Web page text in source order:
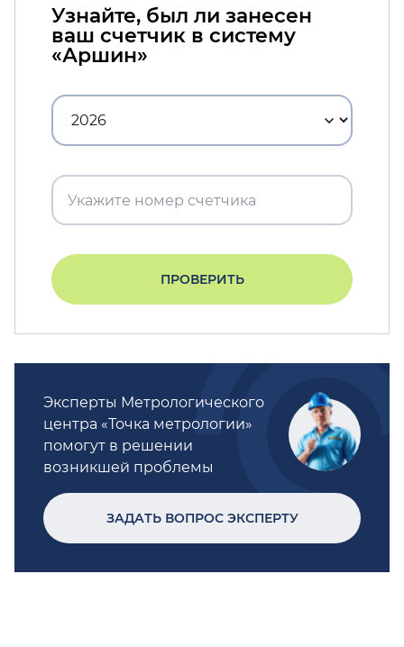
Узнайте, был ли занесен
ваш счетчик в систему
«Аршин»
ПРОВЕРИТЬ
Эксперты Метрологического
центра «Точка метрологии»
помогут в решении
возникшей проблемы
ЗАДАТЬ ВОПРОС ЭКСПЕРТУ